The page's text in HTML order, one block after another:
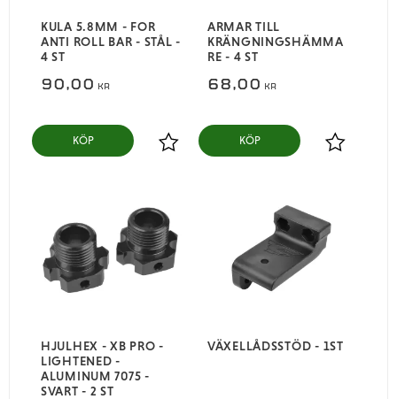
KULA 5.8MM - FOR
ANTI ROLL BAR - STÅL -
4 ST
90,00 KR
Lägg till i favoriter
KÖP
ARMAR TILL
KRÄNGNINGSHÄMMA
RE - 4 ST
68,00 KR
Lägg till i
KÖP
HJULHEX - XB PRO -
LIGHTENED -
ALUMINUM 7075 -
SVART - 2 ST
VÄXELLÅDSSTÖD - 1ST